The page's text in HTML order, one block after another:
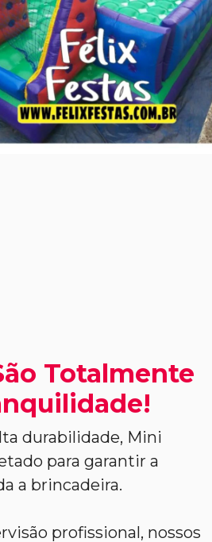
Totalmente
durabilidade, Mini
para garantir a
a brincadeira.
profissional, nossos